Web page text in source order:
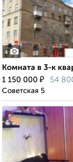
4
Комната в 3-к
1 150 000 ₽ 54
Советская 5